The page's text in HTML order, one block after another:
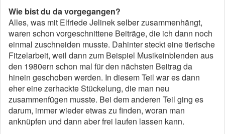
Wie bist du da vorgegangen?
Alles, was mit Elfriede Jelinek selber zusammenhängt,
waren schon vorgeschnittene Beiträge, die ich dann noch
einmal zuschneiden musste. Dahinter steckt eine tierische
Fitzelarbeit, weil dann zum Beispiel Musikeinblenden aus
den 1980ern schon mal für den nächsten Beitrag da
hinein­ geschoben werden. In diesem Teil war es dann
eher eine zerhackte Stückelung, die man neu
zusammenfügen muss­te. Bei dem anderen Teil ging es
darum, immer wieder etwas zu finden, woran man
anknüpfen und dann aber frei laufen lassen kann.